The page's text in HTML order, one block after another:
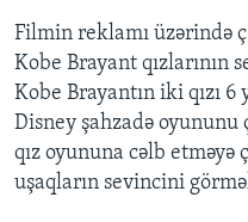
LEARNING ENGLISH
BIZI IZLƏYIN
Filmin reklamı üzərində
Kobe Brayant qızlarının
Kobe Brayantın iki qızı 6
Disney şahzadə oyununu
qız oyununa cəlb etməyə
uşaqların sevincini